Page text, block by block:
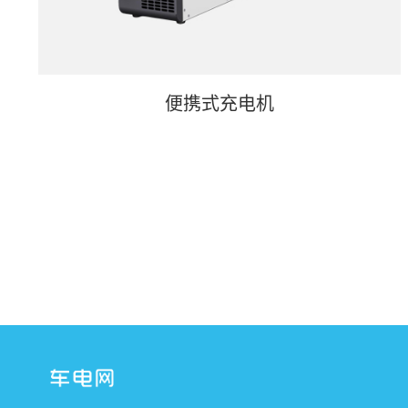
便携式充电机